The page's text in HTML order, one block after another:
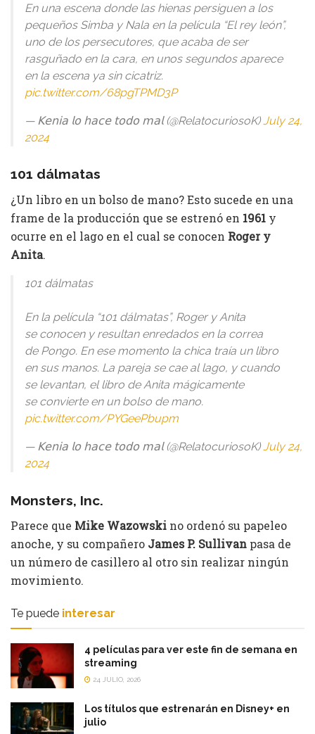
En una escena donde las hienas persiguen a los
pequeños Simba y Nala en la película “El rey león”,
uno de los persecutores, que acaba de ser
rasguñado en la cara, en unos segundos aparece
en la escena ya sin cicatriz.
pic.twitter.com/68pgTPMD3P
— 𝖪𝖾𝗇𝗂𝖺 𝗅𝗈 𝗁𝖺𝖼𝖾 𝗍𝗈𝖽𝗈 𝗆𝖺𝗅 (@RelatocuriosoK)July 24,
2024
101 dálmatas
¿Un libro en un bolso de mano? Esto sucede en una
frame de la producción que se estrenó en 1961 y
ocurre en el lago en el cual se conocen Roger y
Anita.
101 dálmatas
En la película “101 dálmatas”, Roger y Anita
se conocen y resultan enredados en la correa
de Pongo. En ese momento la chica traía un libro
en sus manos. La pareja se cae al lago, y cuando
se levantan, el libro de Anita mágicamente
se convierte en un bolso de mano.
pic.twitter.com/PYGeePbupm
— 𝖪𝖾𝗇𝗂𝖺 𝗅𝗈 𝗁𝖺𝖼𝖾 𝗍𝗈𝖽𝗈 𝗆𝖺𝗅 (@RelatocuriosoK)July 24,
2024
Monsters, Inc.
Parece que Mike Wazowski no ordenó su papeleo
anoche, y su compañero James P. Sullivan pasa de
un número de casillero al otro sin realizar ningún
movimiento.
Te puede interesar
4 películas para ver este fin de semana en
streaming
24 JULIO, 2026
Los títulos que estrenarán en Disney+ en
julio